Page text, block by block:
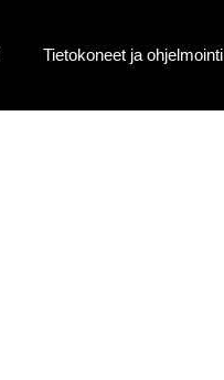
Tietokoneet ja ohjelmointi